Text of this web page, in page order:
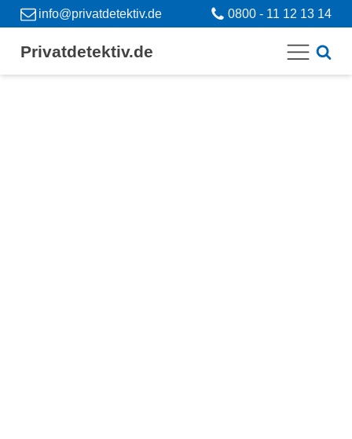
info@privatdetektiv.de 0800 - 11 12 13 14
Privatdetektiv.de